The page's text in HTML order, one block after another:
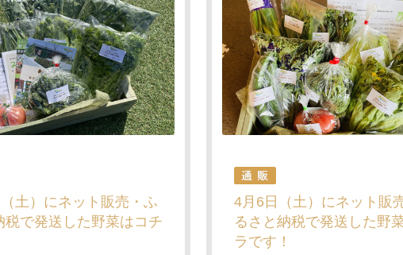
土）にネット販売・ふ
税で発送した野菜はコチ
4月6日（土）にネット販
るさと納税で発送した野
ラです！